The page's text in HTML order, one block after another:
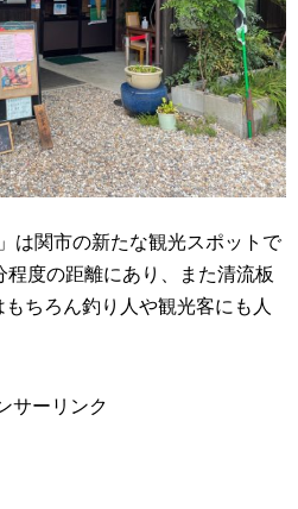
は関市の新たな観光スポットで
度の距離にあり、また清流板
ちろん釣り人や観光客にも人
サーリンク